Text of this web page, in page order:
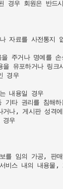
경우 회원은 반드
자료를 사전통
주거나 명예를 손
유포하거나 링크
경우
내용일 경우
타 권리를 침해하
나, 게시판 성격
경우
를 임의 가공, 판
비스 내의 내용물